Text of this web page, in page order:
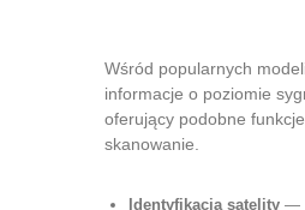
Wśród popularnych
informacje o poziomie
oferujący podobne
skanowanie.
Identyfikacja satelity —